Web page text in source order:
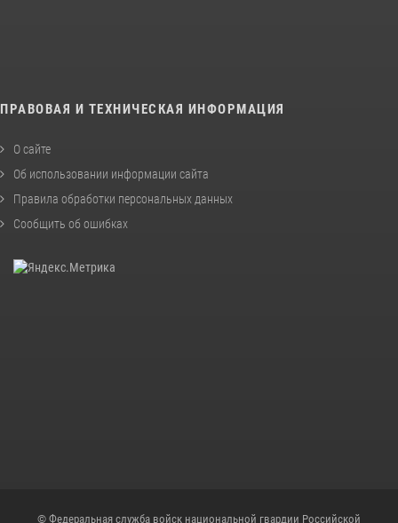
ПРАВОВАЯ И ТЕХНИЧЕСКАЯ ИНФОРМАЦИЯ
О сайте
Об использовании информации сайта
Правила обработки персональных данных
Сообщить об ошибках
© Федеральная служба войск национальной гвардии Российской